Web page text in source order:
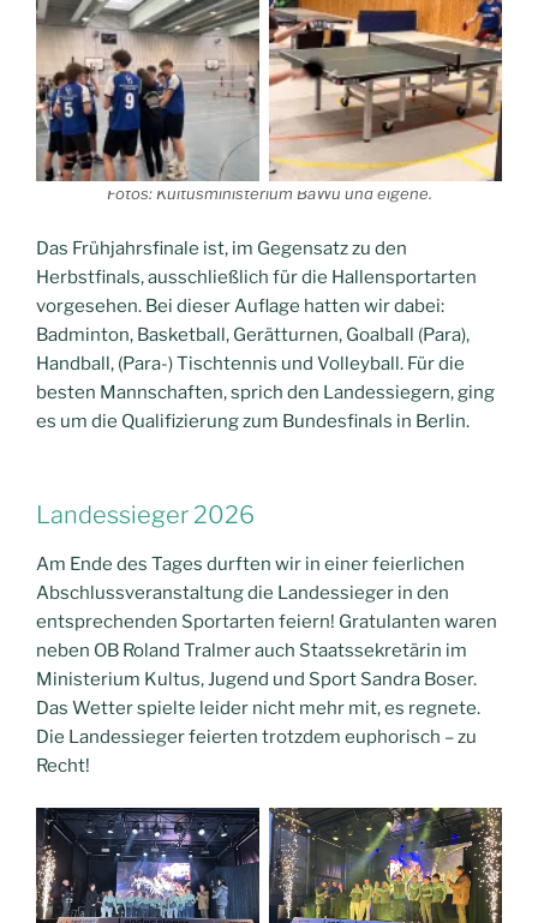
Fotos: Kultusministerium BaWü und eigene.
Das Frühjahrsfinale ist, im Gegensatz zu den
Herbstfinals, ausschließlich für die Hallensportarten
vorgesehen. Bei dieser Auflage hatten wir dabei:
Badminton, Basketball, Gerätturnen, Goalball (Para),
Handball, (Para-) Tischtennis und Volleyball. Für die
besten Mannschaften, sprich den Landessiegern, ging
es um die Qualifizierung zum Bundesfinals in Berlin.
Landessieger 2026
Am Ende des Tages durften wir in einer feierlichen
Abschlussveranstaltung die Landessieger in den
entsprechenden Sportarten feiern! Gratulanten waren
neben OB Roland Tralmer auch Staatssekretärin im
Ministerium Kultus, Jugend und Sport Sandra Boser.
Das Wetter spielte leider nicht mehr mit, es regnete.
Die Landessieger feierten trotzdem euphorisch – zu
Recht!